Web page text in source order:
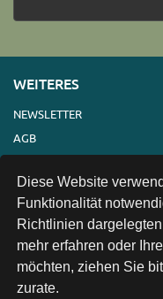
Diese Website
Funktionalität
Richtlinien
mehr erfahren oder
möchten, ziehen Sie
zurate.
WEITERES
NEWSLETTER
AGB
VERSAND
KONTAKT
LINKS